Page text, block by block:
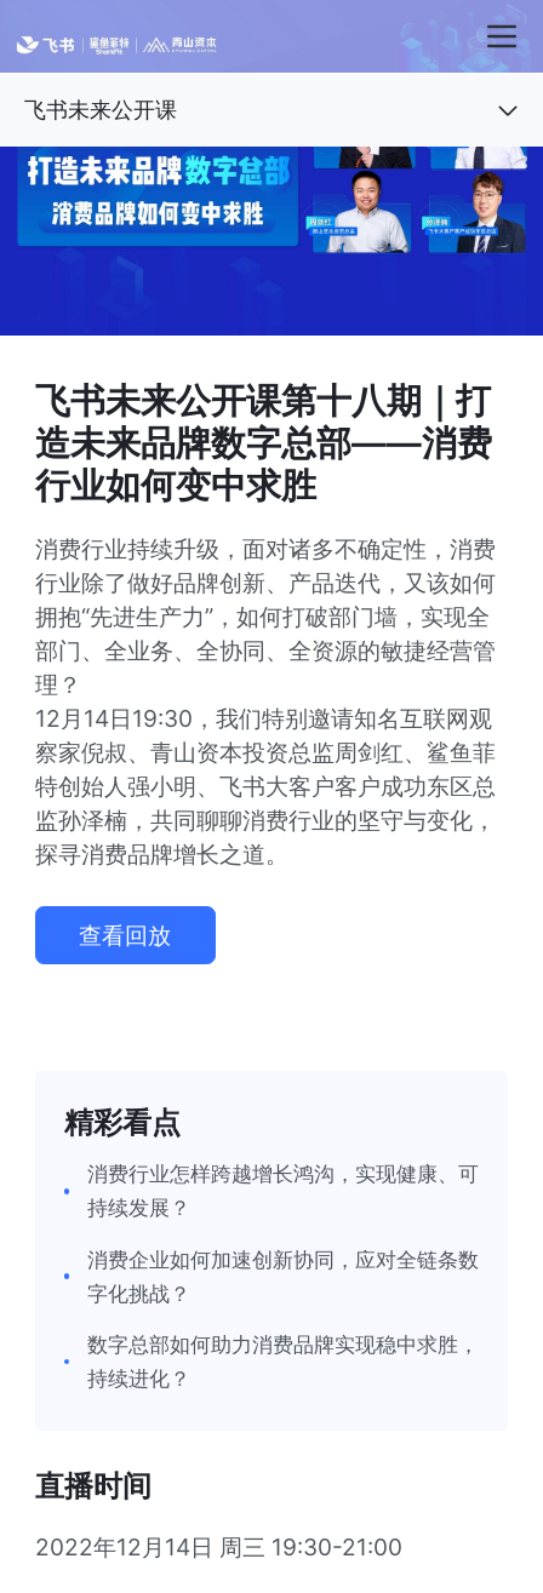
飞书未来公开课
飞书未来公开课第十八期｜打
造未来品牌数字总部——消费
行业如何变中求胜
消费行业持续升级，面对诸多不确定性，消费
行业除了做好品牌创新、产品迭代，又该如何
拥抱“先进生产力”，如何打破部门墙，实现全
部门、全业务、全协同、全资源的敏捷经营管
理？
12月14日19:30，我们特别邀请知名互联网观
察家倪叔、青山资本投资总监周剑红、鲨鱼菲
特创始人强小明、飞书大客户客户成功东区总
监孙泽楠，共同聊聊消费行业的坚守与变化，
探寻消费品牌增长之道。
查看回放
直播时间
2022年12月14日 周三 19:30-21:00
精彩看点
消费行业怎样跨越增长鸿沟，实现健康、可
持续发展？
消费企业如何加速创新协同，应对全链条数
字化挑战？
数字总部如何助力消费品牌实现稳中求胜，
持续进化？